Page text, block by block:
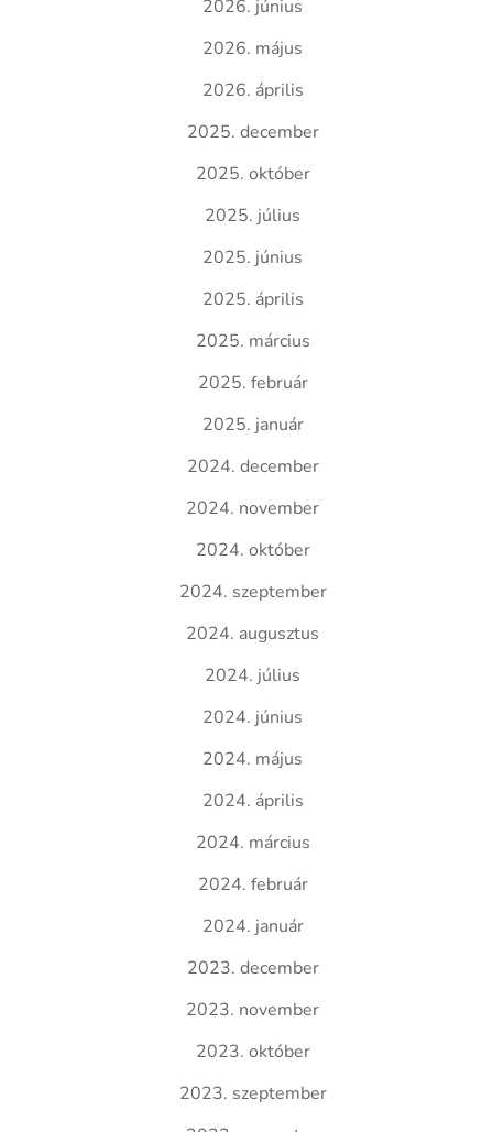
2026. június
2026. május
2026. április
2025. december
2025. október
2025. július
2025. június
2025. április
2025. március
2025. február
2025. január
2024. december
2024. november
2024. október
2024. szeptember
2024. augusztus
2024. július
2024. június
2024. május
2024. április
2024. március
2024. február
2024. január
2023. december
2023. november
2023. október
2023. szeptember